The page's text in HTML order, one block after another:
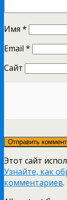
Имя *
Email *
Сайт
Этот сайт
Узнайте, как
комментариев.